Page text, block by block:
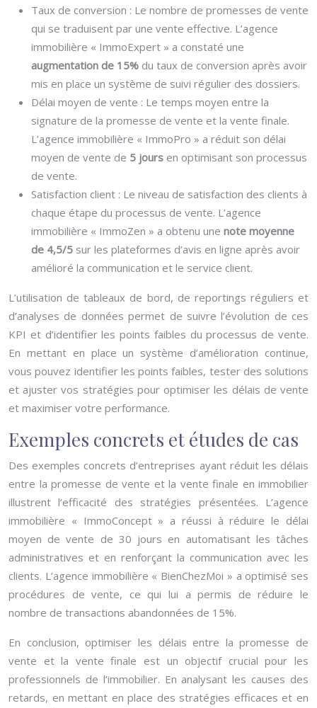
Taux de conversion : Le nombre de promesses de vente
qui se traduisent par une vente effective. L’agence
immobilière « ImmoExpert » a constaté une
augmentation de 15% du taux de conversion après avoir
mis en place un système de suivi régulier des dossiers.
Délai moyen de vente : Le temps moyen entre la
signature de la promesse de vente et la vente finale.
L’agence immobilière « ImmoPro » a réduit son délai
moyen de vente de 5 jours en optimisant son processus
de vente.
Satisfaction client : Le niveau de satisfaction des clients à
chaque étape du processus de vente. L’agence
immobilière « ImmoZen » a obtenu une note moyenne
de 4,5/5 sur les plateformes d’avis en ligne après avoir
amélioré la communication et le service client.
L’utilisation de tableaux de bord, de reportings réguliers et
d’analyses de données permet de suivre l’évolution de ces
KPI et d’identifier les points faibles du processus de vente.
En mettant en place un système d’amélioration continue,
vous pouvez identifier les points faibles, tester des solutions
et ajuster vos stratégies pour optimiser les délais de vente
et maximiser votre performance.
Exemples concrets et études de cas
Des exemples concrets d’entreprises ayant réduit les délais
entre la promesse de vente et la vente finale en immobilier
illustrent l’efficacité des stratégies présentées. L’agence
immobilière « ImmoConcept » a réussi à réduire le délai
moyen de vente de 30 jours en automatisant les tâches
administratives et en renforçant la communication avec les
clients. L’agence immobilière « BienChezMoi » a optimisé ses
procédures de vente, ce qui lui a permis de réduire le
nombre de transactions abandonnées de 15%.
En conclusion, optimiser les délais entre la promesse de
vente et la vente finale est un objectif crucial pour les
professionnels de l’immobilier. En analysant les causes des
retards, en mettant en place des stratégies efficaces et en